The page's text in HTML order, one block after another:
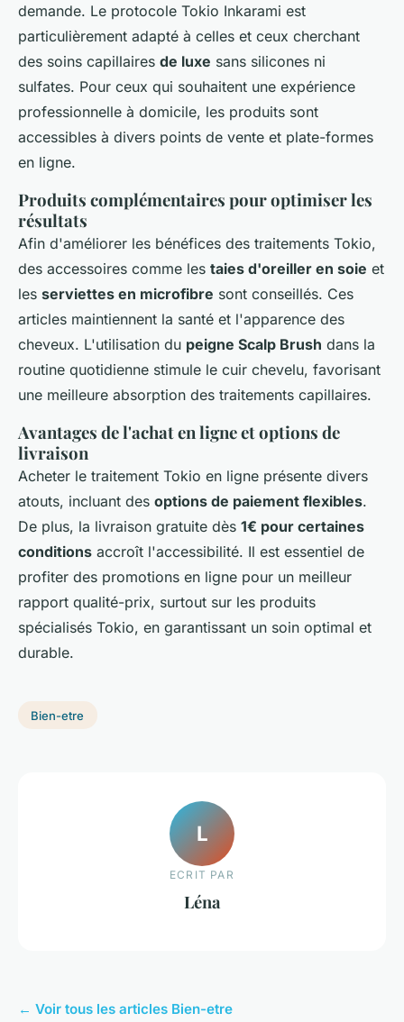
demande. Le protocole Tokio Inkarami est
particulièrement adapté à celles et ceux cherchant
des soins capillaires de luxe sans silicones ni
sulfates. Pour ceux qui souhaitent une expérience
professionnelle à domicile, les produits sont
accessibles à divers points de vente et plate-formes
en ligne.
Produits complémentaires pour optimiser les
résultats
Afin d'améliorer les bénéfices des traitements Tokio,
des accessoires comme les taies d'oreiller en soie et
les serviettes en microfibre sont conseillés. Ces
articles maintiennent la santé et l'apparence des
cheveux. L'utilisation du peigne Scalp Brush dans la
routine quotidienne stimule le cuir chevelu, favorisant
une meilleure absorption des traitements capillaires.
Avantages de l'achat en ligne et options de
livraison
Acheter le traitement Tokio en ligne présente divers
atouts, incluant des options de paiement flexibles.
De plus, la livraison gratuite dès 1€ pour certaines
conditions accroît l'accessibilité. Il est essentiel de
profiter des promotions en ligne pour un meilleur
rapport qualité-prix, surtout sur les produits
spécialisés Tokio, en garantissant un soin optimal et
durable.
Bien-etre
L
ECRIT PAR
Léna
← Voir tous les articles Bien-etre